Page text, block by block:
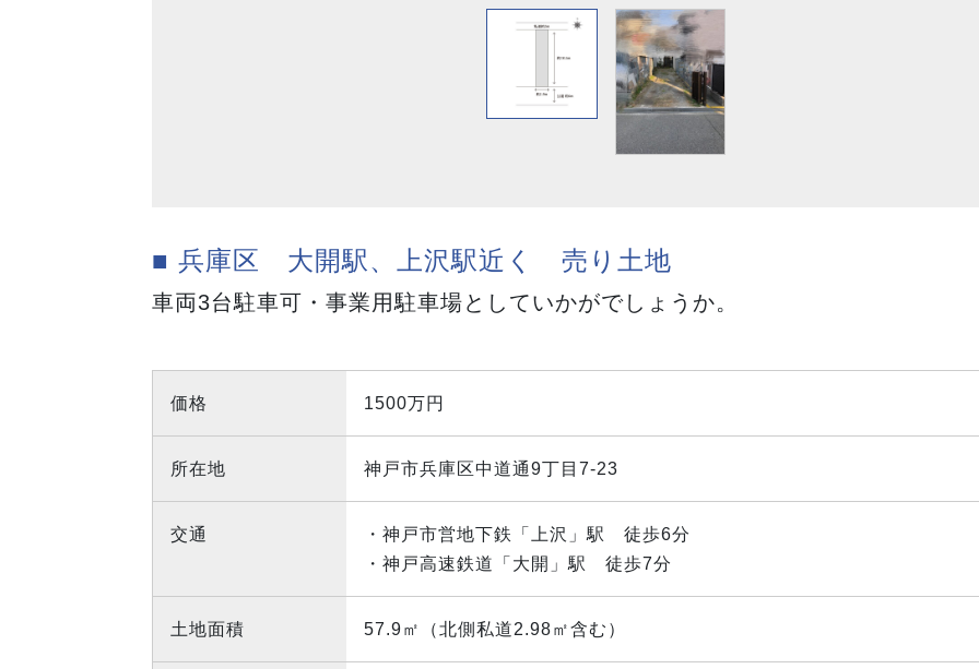
■ 兵庫区 大開駅、上沢駅近く 売り土地
車両3台駐車可・事業用駐車場としていかがでしょうか。
価格 1500万円
所在地 神戸市兵庫区中道通9丁目7-23
交通
・神戸市営地下鉄「上沢」駅 徒歩6分
・神戸高速鉄道「大開」駅 徒歩7分
土地面積 57.9㎡（北側私道2.98㎡含む）